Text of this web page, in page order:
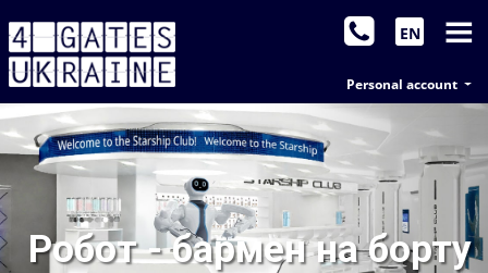
Personal account
EN
Робот - бармен на борту